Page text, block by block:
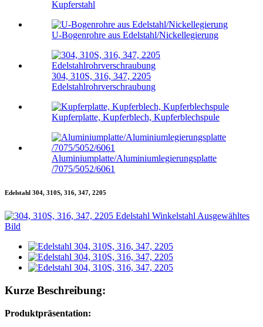
Kupferstahl
U-Bogenrohre aus Edelstahl/Nickellegierung
304, 310S, 316, 347, 2205
Edelstahlrohrverschraubung
Kupferplatte, Kupferblech, Kupferblechspule
Aluminiumplatte/Aluminiumlegierungsplatte
/7075/5052/6061
Edelstahl 304, 310S, 316, 347, 2205
Kurze Beschreibung:
Produktpräsentation: